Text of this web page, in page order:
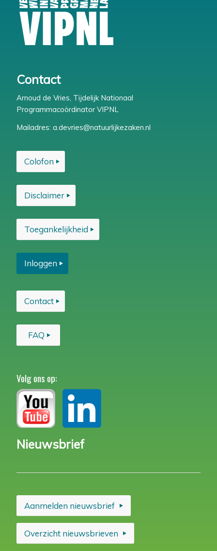
Contact
Arnoud de Vries, Tijdelijk Nationaal
Programmacoördinator VIPNL
Mailadres: a.devries@natuurlijkezaken.nl
Colofon
Disclaimer
Toegankelijkheid
Inloggen
Contact
FAQ
Volg ons op:
Nieuwsbrief
Aanmelden nieuwsbrief
Overzicht nieuwsbrieven